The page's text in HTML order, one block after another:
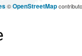
©OpenStreetMap